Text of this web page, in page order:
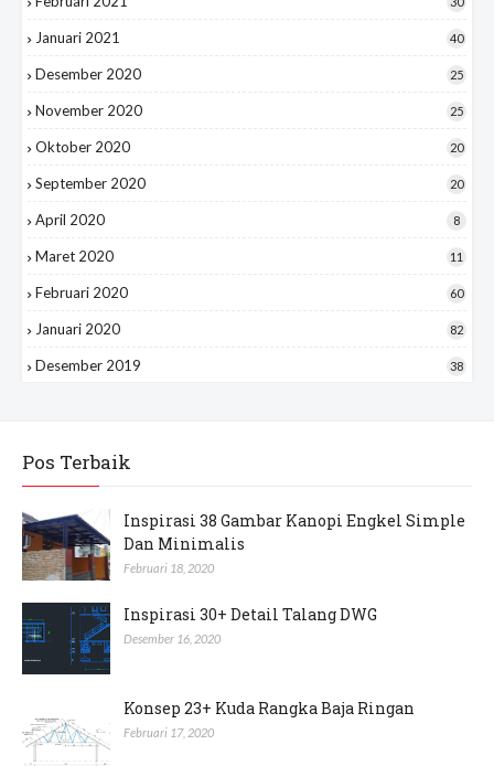
Januari 2021 40
Desember 2020 25
November 2020 25
Oktober 2020 20
September 2020 20
April 2020 8
Maret 2020 11
Februari 2020 60
Januari 2020 82
Desember 2019 38
Pos Terbaik
Inspirasi 38 Gambar Kanopi Engkel Simple
Dan Minimalis
Februari 18, 2020
Inspirasi 30+ Detail Talang DWG
Desember 16, 2020
Konsep 23+ Kuda Rangka Baja Ringan
Februari 17, 2020